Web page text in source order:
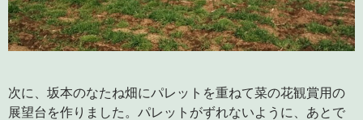
次に、坂本のなたね畑にパレットを重ねて菜の花観賞用の
展望台を作りました。パレットがずれないように、あとで